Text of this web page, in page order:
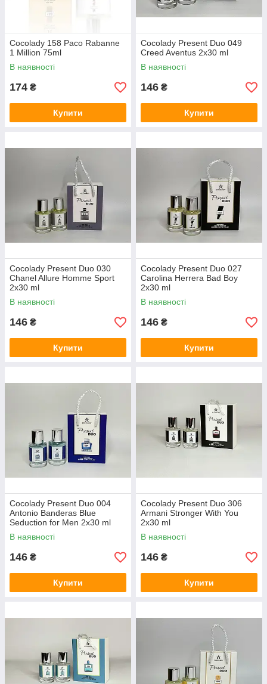
Cocolady 158 Paco Rabanne
1 Million 75ml
В наявності
174 ₴
Купити
Cocolady Present Duo 049
Creed Aventus 2x30 ml
В наявності
146 ₴
Купити
Cocolady Present Duo 030
Chanel Allure Homme Sport
2x30 ml
В наявності
146 ₴
Купити
Cocolady Present Duo 027
Carolina Herrera Bad Boy
2x30 ml
В наявності
146 ₴
Купити
Cocolady Present Duo 004
Antonio Banderas Blue
Seduction for Men 2x30 ml
В наявності
146 ₴
Купити
Cocolady Present Duo 306
Armani Stronger With You
2x30 ml
В наявності
146 ₴
Купити